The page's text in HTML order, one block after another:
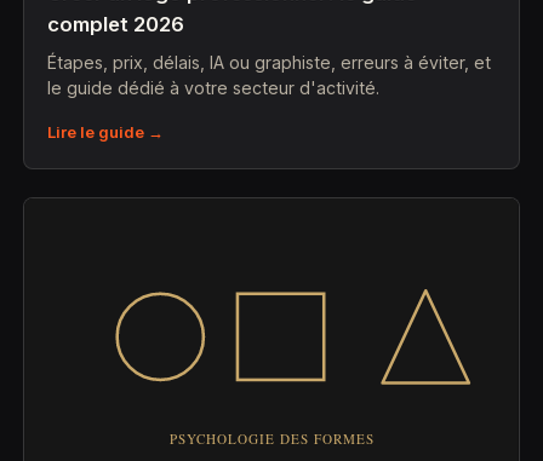
complet 2026
Étapes, prix, délais, IA ou graphiste, erreurs à éviter, et
le guide dédié à votre secteur d'activité.
Lire le guide →